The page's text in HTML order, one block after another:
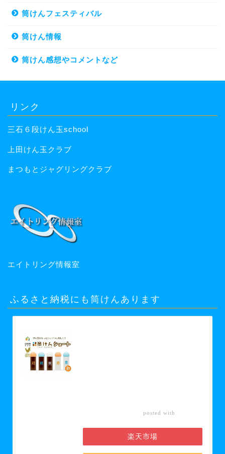
筒けんフェスティバル
筒けん情報
筒けん感想やコメントなど
リンク
三石６段けん玉school
上田けん玉クラブ
まつもとジャグリングクラブ
エイトリング情報室
ふるさと納税にも筒けんあります
posted with
楽天市場